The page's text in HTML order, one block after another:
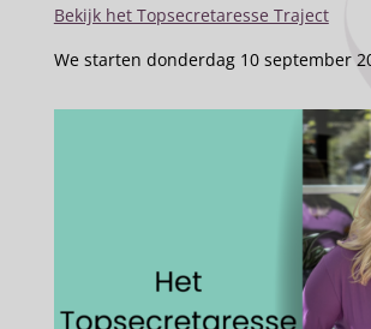
Bekijk het Topsecretaresse Traject
We starten donderdag 10 september